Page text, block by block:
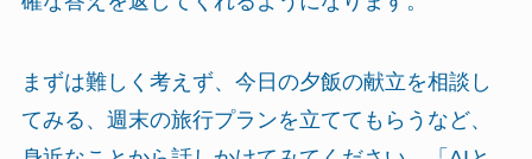
まずは難しく考えず、今日の夕飯の献立を相談し
てみる、週末の旅行プランを立ててもらうなど、